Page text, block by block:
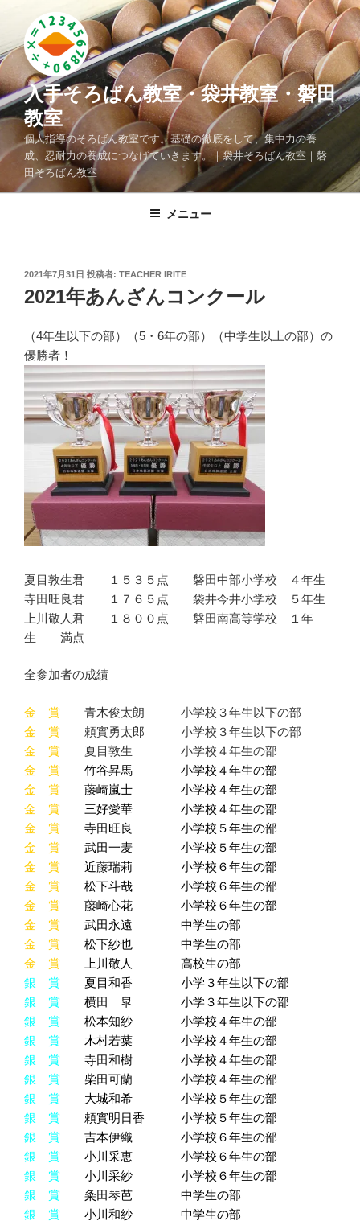
テ
ン
ツ
へ
ス
ッ
入手そろばん教室・袋井教室・磐田
教室
個人指導のそろばん教室です。基礎の徹底をして、集中力の養
成、忍耐力の養成につなげていきます。｜袋井そろばん教室｜磐
田そろばん教室
メニュー
投
稿
日:
2021年7月31日 投稿者: TEACHER IRITE
2021年あんざんコンクール
（4年生以下の部）（5・6年の部）（中学生以上の部）の
優勝者！
夏目敦生君 １５３５点 磐田中部小学校 ４年生
寺田旺良君 １７６５点 袋井今井小学校 ５年生
上川敬人君 １８００点 磐田南高等学校 １年
生 満点
全参加者の成績
金 賞 青木俊太朗 小学校３年生以下の部
金 賞 頼實勇太郎 小学校３年生以下の部
金 賞 夏目敦生 小学校４年生の部
金 賞 竹谷昇馬 小学校４年生の部
金 賞 藤崎嵐士 小学校４年生の部
金 賞 三好愛華 小学校４年生の部
金 賞 寺田旺良 小学校５年生の部
金 賞 武田一麦 小学校５年生の部
金 賞 近藤瑞莉 小学校６年生の部
金 賞 松下斗哉 小学校６年生の部
金 賞 藤崎心花 小学校６年生の部
金 賞 武田永遠 中学生の部
金 賞 松下紗也 中学生の部
金 賞 上川敬人 高校生の部
銀 賞 夏目和香 小学３年生以下の部
銀 賞 横田 皐 小学３年生以下の部
銀 賞 松本知紗 小学校４年生の部
銀 賞 木村若葉 小学校４年生の部
銀 賞 寺田和樹 小学校４年生の部
銀 賞 柴田可蘭 小学校４年生の部
銀 賞 大城和希 小学校５年生の部
銀 賞 頼實明日香 小学校５年生の部
銀 賞 吉本伊織 小学校６年生の部
銀 賞 小川采恵 小学校６年生の部
銀 賞 小川采紗 小学校６年生の部
銀 賞
粂田琴芭 中学生の部
銀 賞 小川和紗 中学生の部